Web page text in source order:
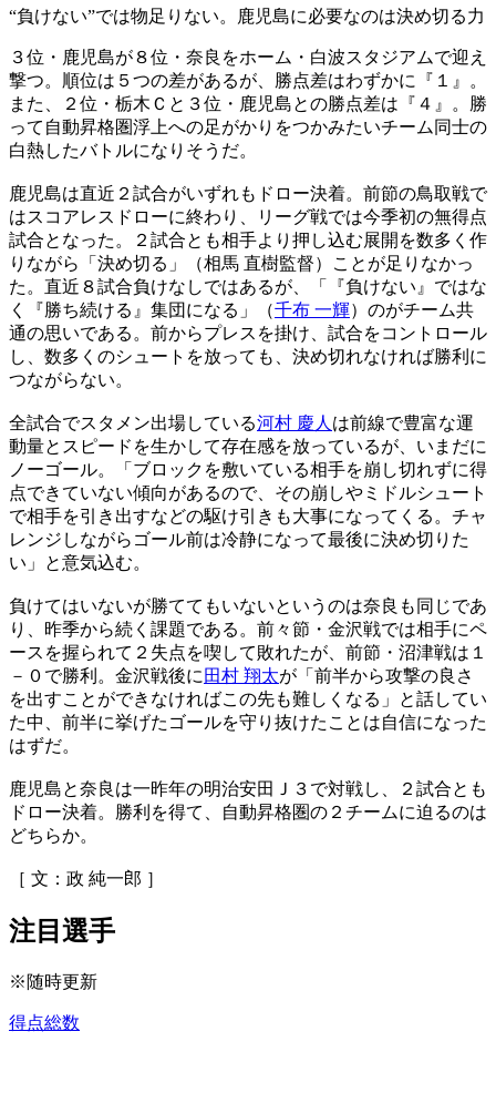
“負けない”では物足りない。鹿児島に必要なのは決め切る力
３位・鹿児島が８位・奈良をホーム・白波スタジアムで迎え
撃つ。順位は５つの差があるが、勝点差はわずかに『１』。
また、２位・栃木Ｃと３位・鹿児島との勝点差は『４』。勝
って自動昇格圏浮上への足がかりをつかみたいチーム同士の
白熱したバトルになりそうだ。
鹿児島は直近２試合がいずれもドロー決着。前節の鳥取戦で
はスコアレスドローに終わり、リーグ戦では今季初の無得点
試合となった。２試合とも相手より押し込む展開を数多く作
りながら「決め切る」（相馬 直樹監督）ことが足りなかっ
た。直近８試合負けなしではあるが、「『負けない』ではな
く『勝ち続ける』集団になる」（千布 一輝）のがチーム共
通の思いである。前からプレスを掛け、試合をコントロール
し、数多くのシュートを放っても、決め切れなければ勝利に
つながらない。
全試合でスタメン出場している河村 慶人 は前線で豊富な運
動量とスピードを生かして存在感を放っているが、いまだに
ノーゴール。「ブロックを敷いている相手を崩し切れずに得
点できていない傾向があるので、その崩しやミドルシュート
で相手を引き出すなどの駆け引きも大事になってくる。チャ
レンジしながらゴール前は冷静になって最後に決め切りた
い」と意気込む。
負けてはいないが勝ててもいないというのは奈良も同じであ
り、昨季から続く課題である。前々節・金沢戦では相手にペ
ースを握られて２失点を喫して敗れたが、前節・沼津戦は１
－０で勝利。金沢戦後に 田村 翔太が「前半から攻撃の良さ
を出すことができなければこの先も難しくなる」と話してい
た中、前半に挙げたゴールを守り抜けたことは自信になった
はずだ。
鹿児島と奈良は一昨年の明治安田Ｊ３で対戦し、２試合とも
ドロー決着。勝利を得て、自動昇格圏の２チームに迫るのは
どちらか。
［ 文：政 純一郎 ］
注目選手
※随時更新
得点総数